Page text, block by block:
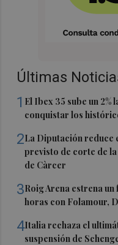
Últimas
1 El Ibex 35 sube un
conquistar los
2La Diputación reduce
previsto de corte de
de Càrcer
3Roig Arena estrena un
horas con Folamour,
4Italia rechaza el
suspensión de